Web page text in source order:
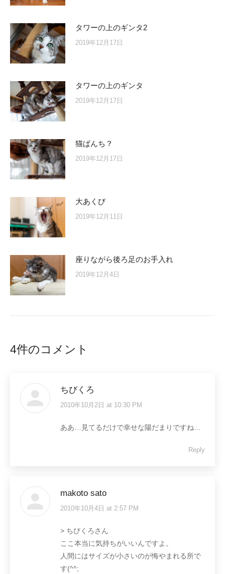
タワーの上のギンタ2
2019年12月17日
タワーの上のギンタ
2019年12月17日
猫ぱんち？
2019年12月17日
大あくび
2019年12月11日
座りながら後ろ足のお手入れ
2019年12月4日
4件のコメント
ちびくろ
says:
2010年10月2日 at 10:30 PM
ああ…見てるだけで幸せな陽だまりですね…
Reply
makoto sato
says:
2010年10月4日 at 2:57 PM
> ちびくろさん
ここ本当に気持ちがいいんですよ。
人間にはサイズが小さいのが悔やまれる所で
す(^^;